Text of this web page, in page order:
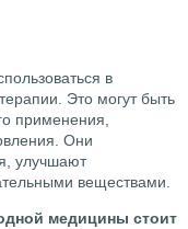
в
Это могут быть
применения,
Они
улучшают
веществами.
медицины стоит